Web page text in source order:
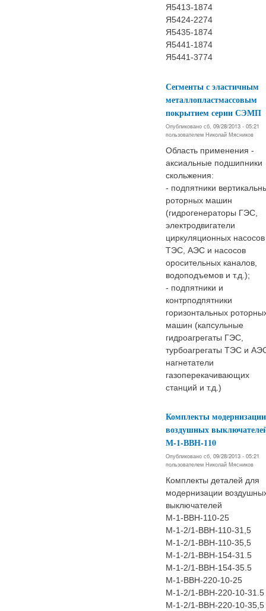
Я5413-1874
Я5424-2274
Я5435-1874
Я5441-1874
Я5441-3774
Сегменты с эластичным
металлопластмассовым
покрытием серии СЭМП
Опубликовано сб, 09/28/2013 - 05:21
пользователем Николай Мясников
Область применения -
аксиальные подшипники
скольжения:
- подпятники
роторных машин
(гидрогенераторы ГЭС,
электродвигатели
циркуляционных насосов
ТЭС, АЭС и насосов
оросительных каналов,
водоподъемов и т.д.);
- подпятники и
контрподпятники
горизонтальных
машин (капсульные
гидроагрегаты ГЭС,
турбоагрегаты ТЭС и
нагнетатели
газоперекачивающих
станций и т.д.)
Комплекты модернизации
воздушных
М-1-ВВН-110
Опубликовано сб, 09/28/2013 - 05:21
пользователем Николай Мясников
Комплекты деталей для
модернизации
выключателей
М-1-ВВН-110-25
М-1-2/1-ВВН-110-31,5
М-1-2/1-ВВН-110-35,5
М-1-2/1-ВВН-154-31.5
М-1-2/1-ВВН-154-35.5
М-1-ВВН-220-10-25
М-1-2/1-ВВН-220-10-31.5
М-1-2/1-ВВН-220-10-35,5